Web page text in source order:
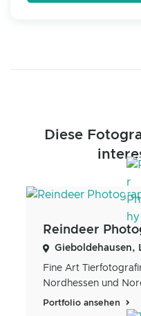
Diese
Reindeer
Gieboldehausen,
Fine Art
Nordhessen und
Portfolio ansehen